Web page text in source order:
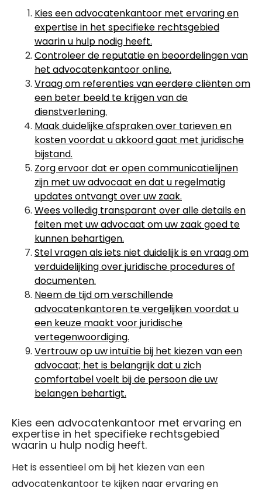
Kies een advocatenkantoor met ervaring en
expertise in het specifieke rechtsgebied
waarin u hulp nodig heeft.
Controleer de reputatie en beoordelingen van
het advocatenkantoor online.
Vraag om referenties van eerdere cliënten om
een beter beeld te krijgen van de
dienstverlening.
Maak duidelijke afspraken over tarieven en
kosten voordat u akkoord gaat met juridische
bijstand.
Zorg ervoor dat er open communicatielijnen
zijn met uw advocaat en dat u regelmatig
updates ontvangt over uw zaak.
Wees volledig transparant over alle details en
feiten met uw advocaat om uw zaak goed te
kunnen behartigen.
Stel vragen als iets niet duidelijk is en vraag om
verduidelijking over juridische procedures of
documenten.
Neem de tijd om verschillende
advocatenkantoren te vergelijken voordat u
een keuze maakt voor juridische
vertegenwoordiging.
Vertrouw op uw intuïtie bij het kiezen van een
advocaat; het is belangrijk dat u zich
comfortabel voelt bij de persoon die uw
belangen behartigt.
Kies een advocatenkantoor met ervaring en
expertise in het specifieke rechtsgebied
waarin u hulp nodig heeft.
Het is essentieel om bij het kiezen van een
advocatenkantoor te kijken naar ervaring en